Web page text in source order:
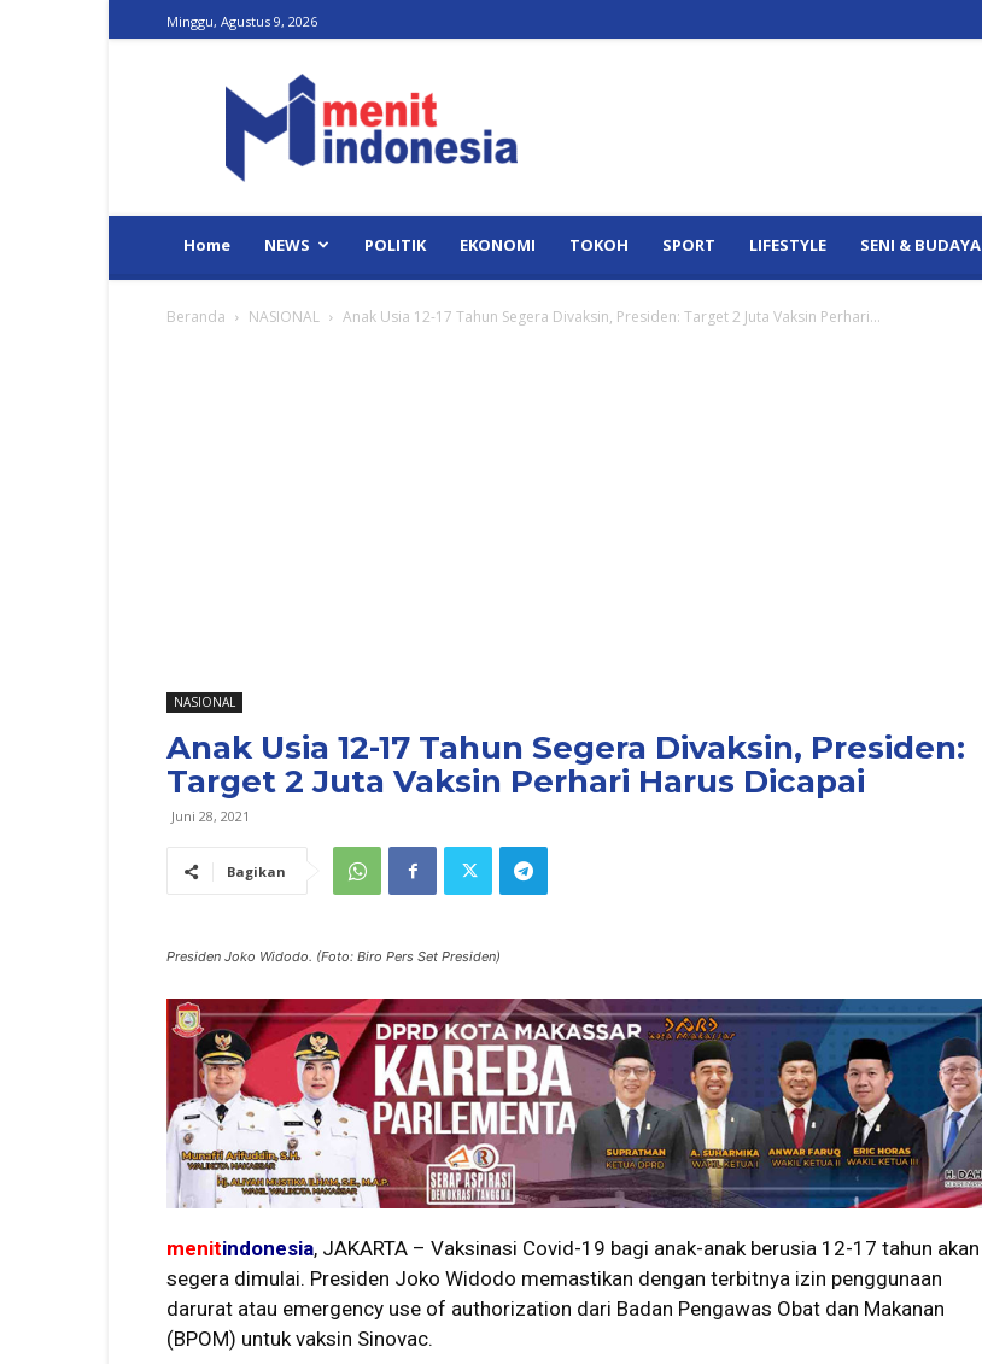
Minggu, Agustus 9, 2026
Indonesia
Home NEWS POLITIK EKONOMI TOKOH SPORT LIFESTYLE SENI & BUDAYA
Beranda NASIONAL Anak Usia 12-17 Tahun Segera Divaksin, Presiden: Target 2 Juta Vaksin Perhari...
NASIONAL
Anak Usia 12-17 Tahun Segera Divaksin, Presiden:
Target 2 Juta Vaksin Perhari Harus Dicapai
Juni 28, 2021
Bagikan
Presiden Joko Widodo. (Foto: Biro Pers Set Presiden)
menitindonesia, JAKARTA – Vaksinasi Covid-19 bagi anak-anak berusia 12-17 tahun akan
segera dimulai. Presiden Joko Widodo memastikan dengan terbitnya izin penggunaan
darurat atau emergency use of authorization dari Badan Pengawas Obat dan Makanan
(BPOM) untuk vaksin Sinovac.